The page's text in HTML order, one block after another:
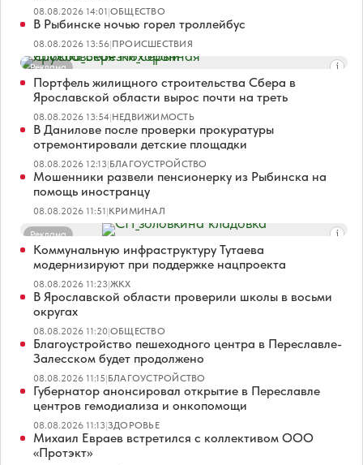
08.08.2026 14:01|ОБЩЕСТВО
В Рыбинске ночью горел троллейбус
08.08.2026 13:56|ПРОИСШЕСТВИЯ
Реклама
Портфель жилищного строительства Сбера в
Ярославской области вырос почти на треть
08.08.2026 13:54|НЕДВИЖИМОСТЬ
В Данилове после проверки прокуратуры
отремонтировали детские площадки
08.08.2026 12:13|БЛАГОУСТРОЙСТВО
Мошенники развели пенсионерку из Рыбинска на
помощь иностранцу
08.08.2026 11:51|КРИМИНАЛ
Реклама
Коммунальную инфраструктуру Тутаева
модернизируют при поддержке нацпроекта
08.08.2026 11:23|ЖКХ
В Ярославской области проверили школы в восьми
округах
08.08.2026 11:20|ОБЩЕСТВО
Благоустройство пешеходного центра в Переславле-
Залесском будет продолжено
08.08.2026 11:15|БЛАГОУСТРОЙСТВО
Губернатор анонсировал открытие в Переславле
центров гемодиализа и онкопомощи
08.08.2026 11:13|ЗДОРОВЬЕ
Михаил Евраев встретился с коллективом ООО
«Протэкт»